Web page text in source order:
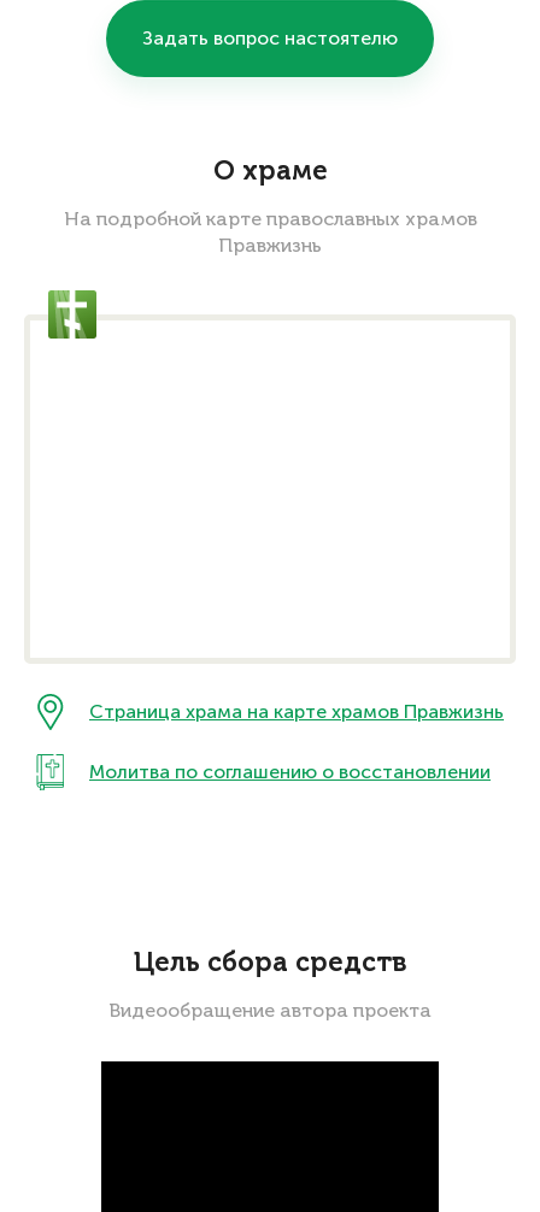
Задать вопрос настоятелю
О храме
На подробной карте православных храмов
Правжизнь
Страница храма на карте храмов Правжизнь
Молитва по соглашению о восстановлении
Цель сбора средств
Видеообращение автора проекта